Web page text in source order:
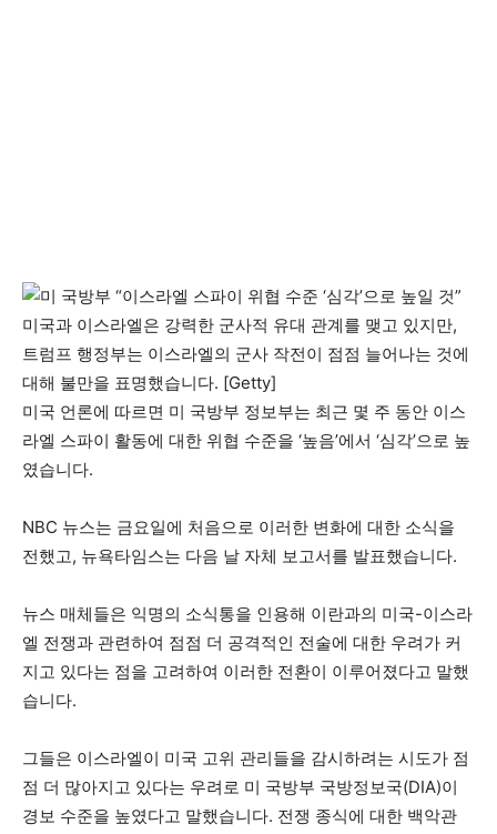
미국과 이스라엘은 강력한 군사적 유대 관계를 맺고 있지만,
트럼프 행정부는 이스라엘의 군사 작전이 점점 늘어나는 것에
대해 불만을 표명했습니다. [Getty]
미국 언론에 따르면 미 국방부 정보부는 최근 몇 주 동안 이스
라엘 스파이 활동에 대한 위협 수준을 ‘높음’에서 ‘심각’으로 높
였습니다.
NBC 뉴스는 금요일에 처음으로 이러한 변화에 대한 소식을
전했고, 뉴욕타임스는 다음 날 자체 보고서를 발표했습니다.
뉴스 매체들은 익명의 소식통을 인용해 이란과의 미국-이스라
엘 전쟁과 관련하여 점점 더 공격적인 전술에 대한 우려가 커
지고 있다는 점을 고려하여 이러한 전환이 이루어졌다고 말했
습니다.
그들은 이스라엘이 미국 고위 관리들을 감시하려는 시도가 점
점 더 많아지고 있다는 우려로 미 국방부 국방정보국(DIA)이
경보 수준을 높였다고 말했습니다. 전쟁 종식에 대한 백악관